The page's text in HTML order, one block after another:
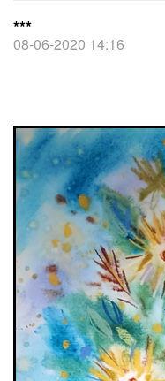
***
08-06-2020 14:16